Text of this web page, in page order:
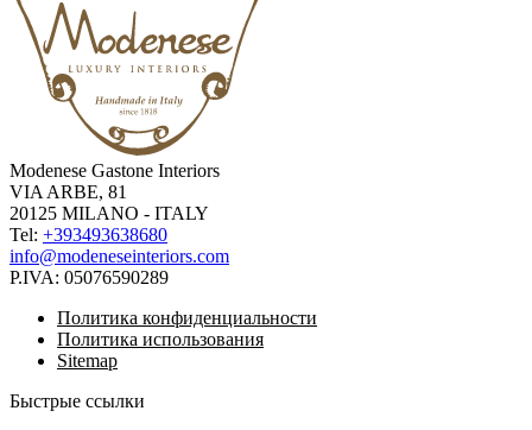
Modenese Gastone Interiors
VIA ARBE, 81
20125 MILANO - ITALY
Tel: +393493638680
info@modeneseinteriors.com
P.IVA: 05076590289
Политика конфиденциальности
Политика использования
Sitemap
Быстрые ссылки